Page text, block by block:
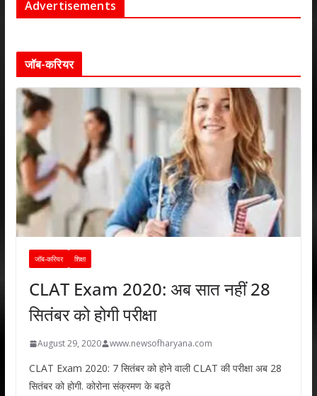
Advertisements
जॉब-करियर
जॉब-करियर शिक्षा
CLAT Exam 2020: अब सात नहीं 28
सितंबर को होगी परीक्षा
August 29, 2020 www.newsofharyana.com
CLAT Exam 2020: 7 सितंबर को होने वाली CLAT की परीक्षा अब 28
सितंबर को होगी. कोरोना संक्रमण के बढ़ते